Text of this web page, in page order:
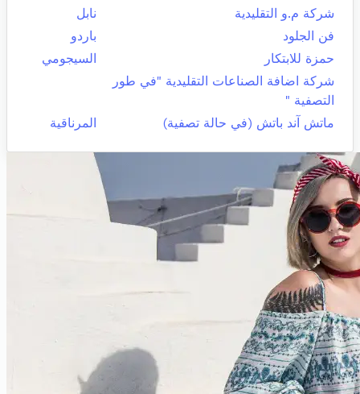
شركة م.و التقليدية
نابل
فن الجلود
باردو
حمزة للابتكار
السيجومي
شركة اضافة الصناعات التقليدية "في طور
التصفية "
ماتش آند باتش (في حالة تصفية)
المرناقية